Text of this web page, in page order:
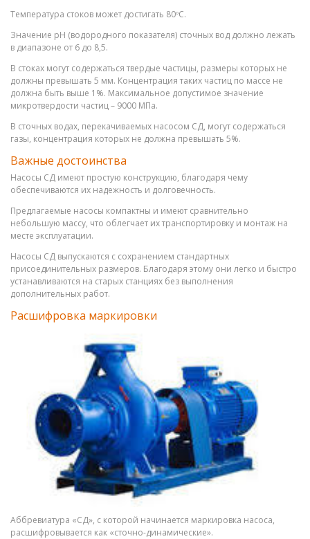
Температура стоков может достигать 80ºС.
Значение pH (водородного показателя) сточных вод должно лежать
в диапазоне от 6 до 8,5.
В стоках могут содержаться твердые частицы, размеры которых не
должны превышать 5 мм. Концентрация таких частиц по массе не
должна быть выше 1%. Максимальное допустимое значение
микротвердости частиц – 9000 МПа.
В сточных водах, перекачиваемых насосом СД, могут содержаться
газы, концентрация которых не должна превышать 5%.
Важные достоинства
Насосы СД имеют простую конструкцию, благодаря чему
обеспечиваются их надежность и долговечность.
Предлагаемые насосы компактны и имеют сравнительно
небольшую массу, что облегчает их транспортировку и монтаж на
месте эксплуатации.
Насосы СД выпускаются с сохранением стандартных
присоединительных размеров. Благодаря этому они легко и быстро
устанавливаются на старых станциях без выполнения
дополнительных работ.
Расшифровка маркировки
Аббревиатура «СД», с которой начинается маркировка насоса,
расшифровывается как «сточно-динамические».